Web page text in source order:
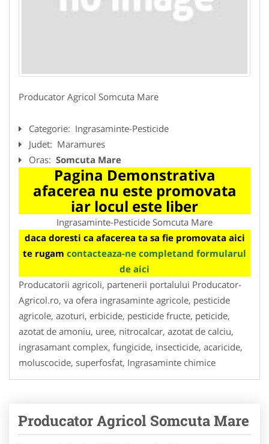
Producator Agricol Somcuta Mare
Categorie: Ingrasaminte-Pesticide
Judet: Maramures
Oras: Somcuta Mare
Pagina Demonstrativa
afacerea nu este promovata
iar locul este liber
Ingrasaminte-Pesticide Somcuta Mare
daca doresti ca afacerea ta sa fie promovata aici
te rugam contacteaza-ne completand formularul
de aici
Producatorii agricoli, partenerii portalului Producator-
Agricol.ro, va ofera ingrasaminte agricole, pesticide
agricole, azoturi, erbicide, pesticide fructe, peticide,
azotat de amoniu, uree, nitrocalcar, azotat de calciu,
ingrasamant complex, fungicide, insecticide, acaricide,
moluscocide, superfosfat, Ingrasaminte chimice
Producator Agricol Somcuta Mare